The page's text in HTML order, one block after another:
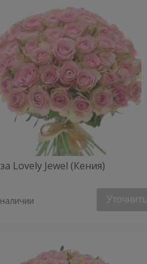
Lovely Jewel (Кения)
Уточнить